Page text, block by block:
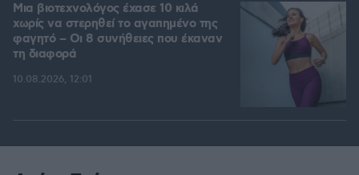
Μια βιοτεχνολόγος έχασε 10 κιλά
χωρίς να στερηθεί το αγαπημένο της
φαγητό – Οι 8 συνήθειες που έκαναν
τη διαφορά
10.08.2026, 12:01